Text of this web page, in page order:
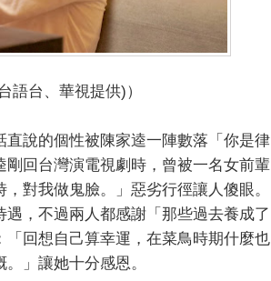
語台、華視提供)）
說的個性被陳家逵一陣數落「你是律
回台灣演電視劇時，曾被一名女前輩
對我做鬼臉。」惡劣行徑讓人傻眼。
，不過兩人都感謝「那些過去養成了
回想自己算幸運，在菜鳥時期什麼也
」讓她十分感恩。